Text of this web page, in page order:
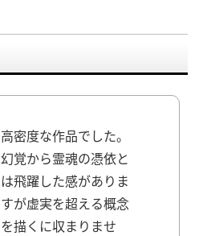
高密度な作品でした。
幻覚から霊魂の憑依と
は飛躍した感がありま
すが虚実を超える概念
を描くに収まりませ